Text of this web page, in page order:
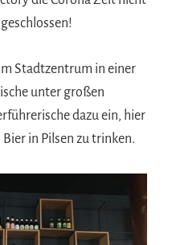
Stadtzentrum in einer
unter großen
dazu ein, hier
Bier in Pilsen zu trinken.